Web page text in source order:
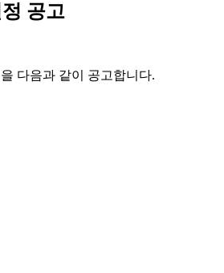
공고
다음과 같이 공고합니다.